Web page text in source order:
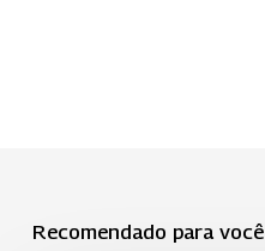
Recomendado para você